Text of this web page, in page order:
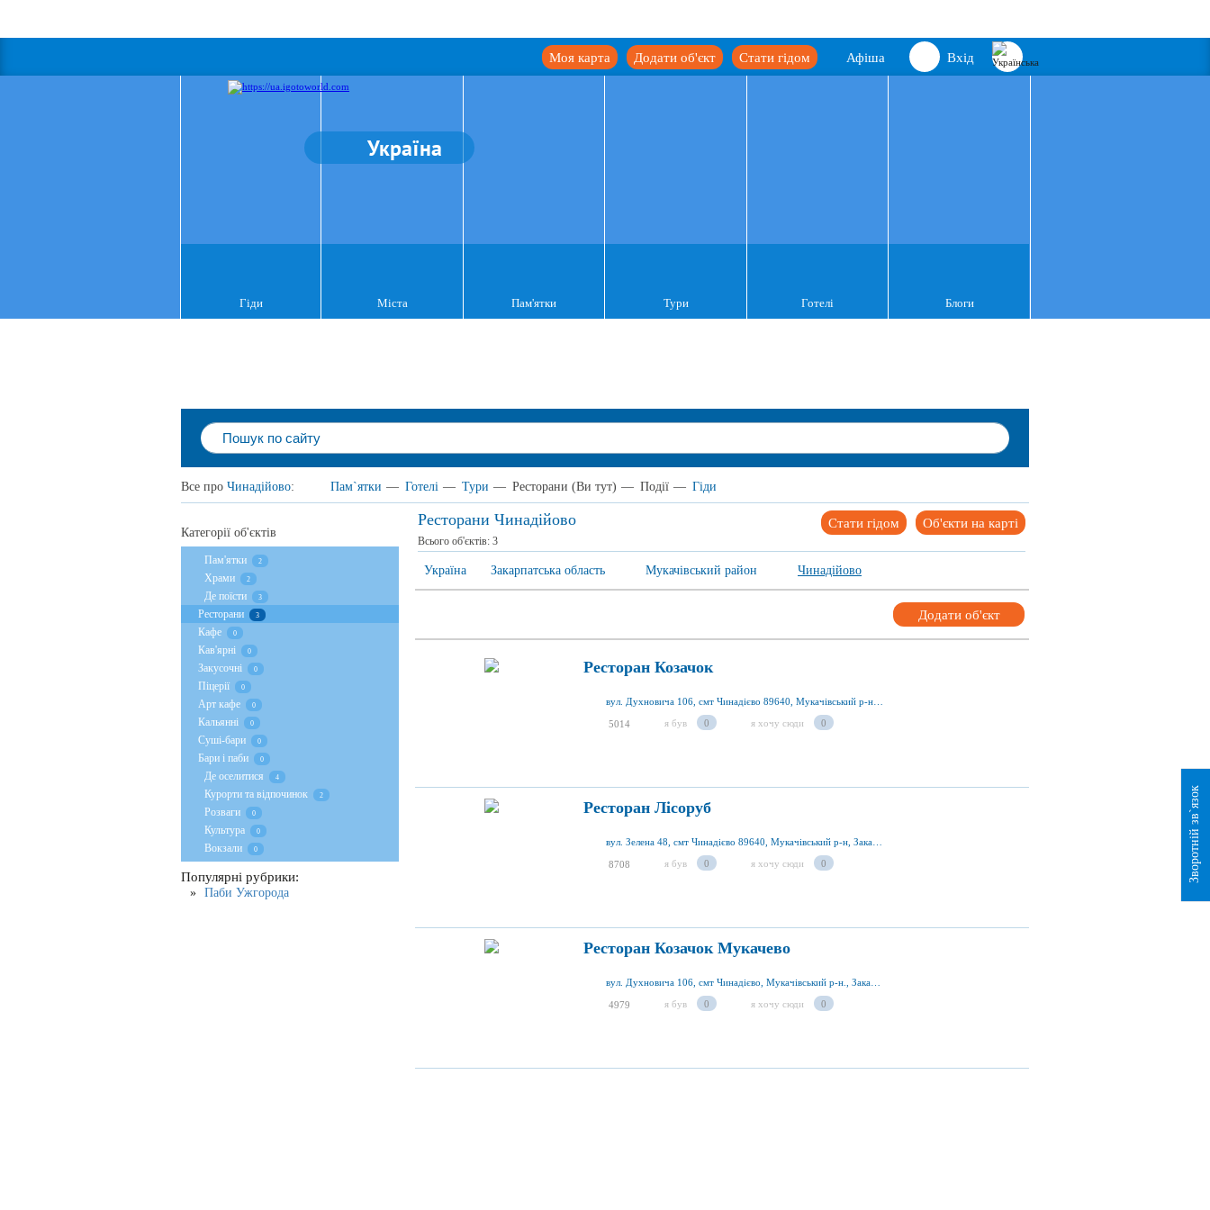
Вхід
Афіша
Стати гідом
Додати об'єкт
Моя карта
Україна
Гіди Міста Пам'ятки Тури Готелі Блоги
Все про Чинадійово: Пам`ятки — Готелі — Тури — Ресторани (Ви тут) — Події — Гіди
Ресторани Чинадійово Об'єкти на карті
Стати гідом
Всього об'єктів: 3
Україна Закарпатська область Мукачівський район Чинадійово
Додати об'єкт
Ресторан Козачок
5014 я був 0 я хочу сюди 0
Ресторан Лісоруб
8708 я був 0 я хочу сюди 0
Ресторан Козачок Мукачево
4979 я був 0 я хочу сюди 0
Категорії об'єктів
Пам'ятки 2
Храми 2
Де поїсти 3
Ресторани 3
Кафе 0
Кав'ярні 0
Закусочні 0
Піцерії 0
Арт кафе 0
Кальянні 0
Суші-бари 0
Бари і паби 0
Де оселитися 4
Курорти та відпочинок 2
Розваги 0
Культура 0
Вокзали 0
Популярні рубрики:
Паби Ужгорода
Зворотній зв`язок